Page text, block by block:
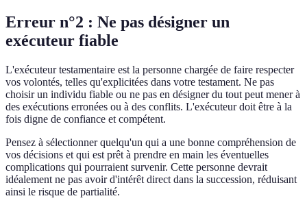
Erreur n°2 : Ne pas désigner un
exécuteur fiable
L'exécuteur testamentaire est la personne chargée de faire respecter
vos volontés, telles qu'explicitées dans votre testament. Ne pas
choisir un individu fiable ou ne pas en désigner du tout peut mener à
des exécutions erronées ou à des conflits. L'exécuteur doit être à la
fois digne de confiance et compétent.
Pensez à sélectionner quelqu'un qui a une bonne compréhension de
vos décisions et qui est prêt à prendre en main les éventuelles
complications qui pourraient survenir. Cette personne devrait
idéalement ne pas avoir d'intérêt direct dans la succession, réduisant
ainsi le risque de partialité.